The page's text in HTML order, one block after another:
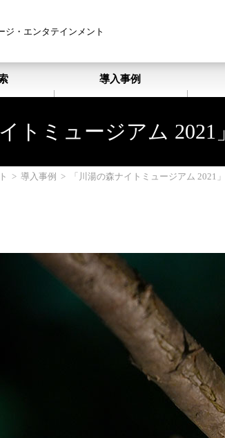
ジ・エンタテインメント
ステージ・エンターテインメント
導入事例
トミュージアム 2021
> 導入事例 > 「川湯の森ナイトミュージアム 2021